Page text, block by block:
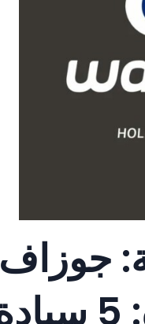
جوزاف
عون: 99 ورقة بيضاء: 7 ورقة ملغاة: